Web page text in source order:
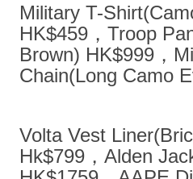
Military T-
HK$459，Troop
Brown) HK$999，
Chain(Long Camo
Volta Vest
Hk$799，Alden